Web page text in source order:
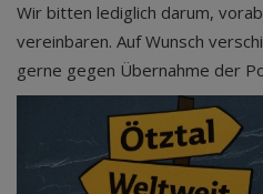
Wir bitten lediglich darum,
vereinbaren. Auf Wunsch
gerne gegen Übernahme der